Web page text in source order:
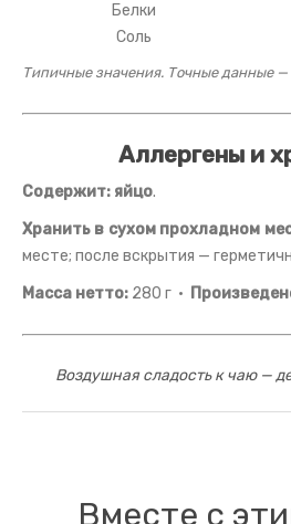
Белки
Соль
Типичные значения. Точные данные —
Аллергены и
Содержит: яйцо.
Хранить в сухом прохладном
месте; после вскрытия —
Масса нетто: 280 г ·
Воздушная сладость к чаю —
Вместе с